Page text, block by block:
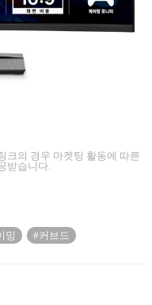
크의 경우 마켓팅 활동에 따른
받습니다.
밍 #커브드